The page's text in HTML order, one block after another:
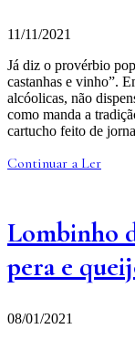
11/11/2021
Já diz o provérbio
castanhas e vinho”.
alcóolicas, não
como manda a
cartucho feito de
Continuar a Ler
Lombinho
pera e
08/01/2021